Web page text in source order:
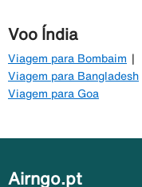
Voo Índia
Viagem para Bombaim
Viagem para Bangladesh
Viagem para Goa
Airngo.pt